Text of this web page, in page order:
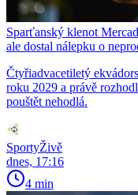
Sparťanský klenot
ale dostal nálepku o
Čtyřiadvacetiletý
roku 2029 a právě
pouštět nehodlá.
SportyŽivě
dnes, 17:16
4 min